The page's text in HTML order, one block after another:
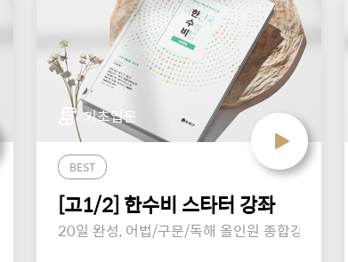
[알
[알
[알
[알
기초입문
BEST
[고1/2] 한수비 스타터 강좌
20일 완성, 어법/구문/독해 올인원 종합강좌!